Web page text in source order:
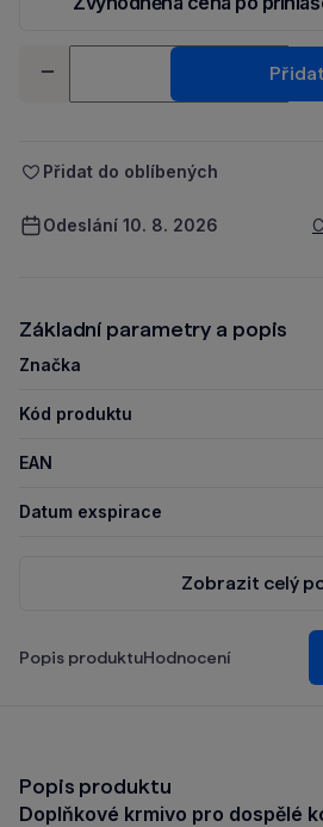
-
+
Přidat do oblíbených
Odeslání 10. 8. 2026
Základní parametry a popis
Značka
Kód produktu
EAN
Datum exspirace
Zobrazit celý
Popis produktuHodnocení
Popis produktu
Doplňkové krmivo pro dospělé